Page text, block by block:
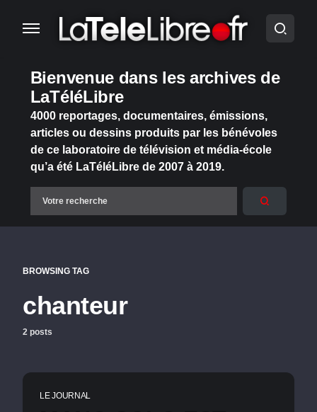
Bienvenue dans les archives de
LaTéléLibre
4000 reportages, documentaires, émissions,
articles ou dessins produits par les bénévoles
de ce laboratoire de télévision et média-école
qu’a été LaTéléLibre de 2007 à 2019.
BROWSING TAG
chanteur
2 posts
LE JOURNAL